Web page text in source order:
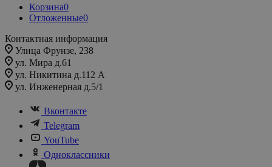
Корзина0
Отложенные0
Контактная информация
Улица Фрунзе, 238​
ул. Мира д.61
ул. Никитина д.112 А
ул. Инженерная д.5/1
Вконтакте
Telegram
YouTube
Одноклассники